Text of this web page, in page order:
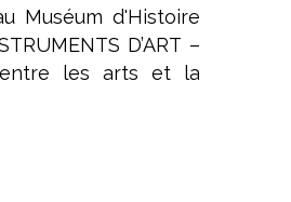
Muséum d'Histoire
D’ART –
entre les arts et la